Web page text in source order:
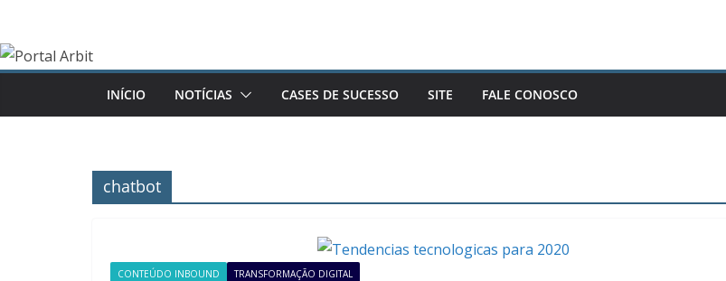
o
INÍCIO NOTÍCIAS CASES DE SUCESSO SITE FALE CONOSCO
chatbot
CONTEÚDO INBOUND TRANSFORMAÇÃO DIGITAL